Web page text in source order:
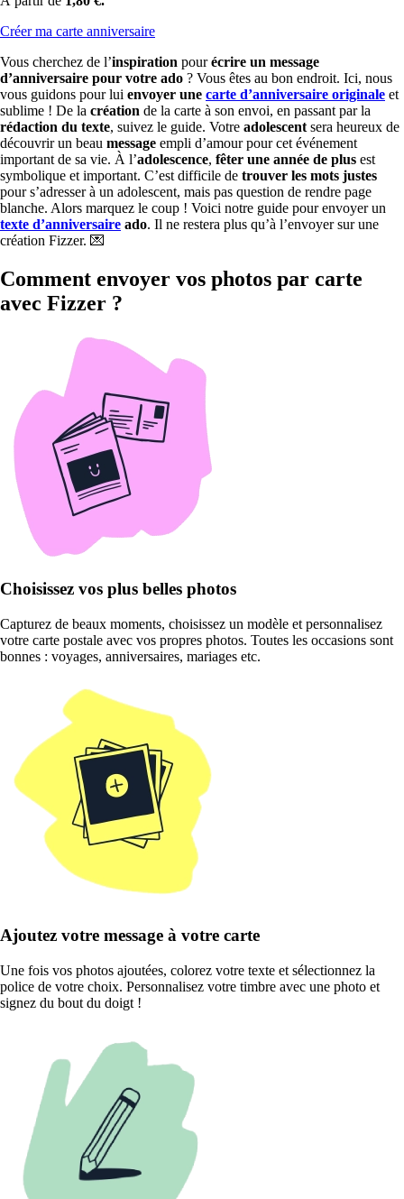
Créer ma carte anniversaire
Vous cherchez de l’inspiration pourécrire un message
d’anniversaire pour votre ado ? Vous êtes au bon endroit. Ici, nous
vous guidons pour lui envoyer une carte d’anniversaire originale et
sublime ! De la création de la carte à son envoi, en passant par la
rédaction du texte, suivez le guide. Votre adolescent sera heureux de
découvrir un beau message empli d’amour pour cet événement
important de sa vie. À l’adolescence, fêter une année de plus est
symbolique et important. C’est difficile de trouver les mots justes
pour s’adresser à un adolescent, mais pas question de rendre page
blanche. Alors marquez le coup ! Voici notre guide pour envoyer un
texte d’anniversaire ado. Il ne restera plus qu’à l’envoyer sur une
création Fizzer. 💌
Comment envoyer vos photos par carte
avec Fizzer ?
Choisissez vos plus belles photos
Capturez de beaux moments, choisissez un modèle et personnalisez
votre carte postale avec vos propres photos. Toutes les occasions sont
bonnes : voyages, anniversaires, mariages etc.
Ajoutez votre message à votre carte
Une fois vos photos ajoutées, colorez votre texte et sélectionnez la
police de votre choix. Personnalisez votre timbre avec une photo et
signez du bout du doigt !